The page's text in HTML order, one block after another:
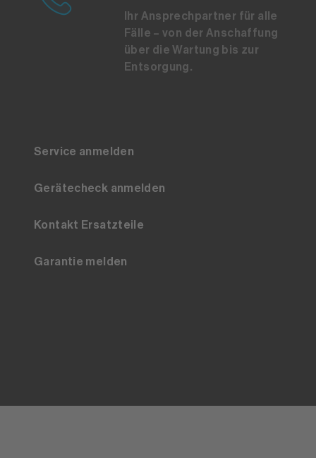
Ihr Ansprechpartner für alle
Fälle – von der Anschaffung
über die Wartung bis zur
Entsorgung.
Service anmelden
Gerätecheck anmelden
Kontakt Ersatzteile
Garantie melden